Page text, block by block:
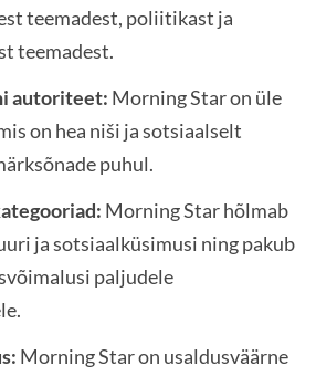
teemadest, poliitikast ja
teemadest.
autoriteet: Morning Star on üle
on hea niši ja sotsiaalselt
puhul.
Morning Star hõlmab
ja sotsiaalküsimusi ning pakub
paljudele
Morning Star on usaldusväärne